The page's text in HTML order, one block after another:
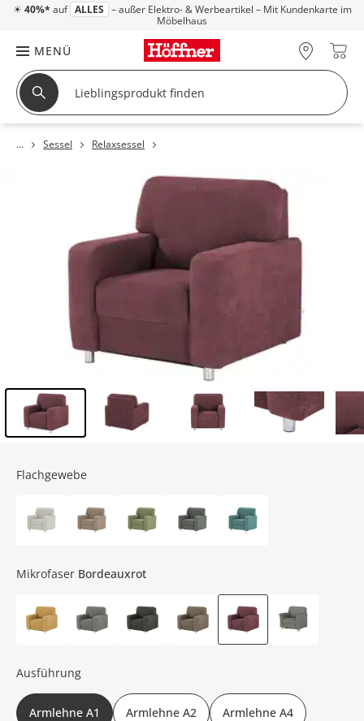
☀ 40%* auf ALLES – außer Elektro- & Werbeartikel – Mit Kundenkarte im
Möbelhaus
MENÜ
Sessel Relaxsessel
Flachgewebe
Mikrofaser Bordeauxrot
Ausführung
Armlehne A1 Armlehne A2 Armlehne A4